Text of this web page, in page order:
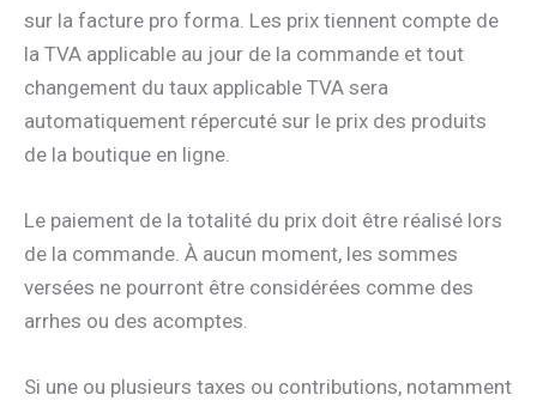
sur la facture pro forma. Les prix tiennent compte de
la TVA applicable au jour de la commande et tout
changement du taux applicable TVA sera
automatiquement répercuté sur le prix des produits
de la boutique en ligne.
Le paiement de la totalité du prix doit être réalisé lors
de la commande. À aucun moment, les sommes
versées ne pourront être considérées comme des
arrhes ou des acomptes.
Si une ou plusieurs taxes ou contributions, notamment